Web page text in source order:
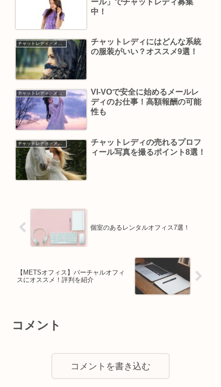
中！
チャットレディにはどんな系統
の服装がいい？オススメ9選！
チャットレディ・メールレディ
VI-VOで安全に始めるメールレ
ディのお仕事！高額報酬の可能
性も
チャットレディ・メールレディ
チャットレディの売れるプロフ
ィール写真を撮るポイント8選！
個室のあるレンタルオフィス7選！
【METSオフィス】バーチャルオフィ
スにオススメ！評判を紹介
コメント
コメントを書き込む